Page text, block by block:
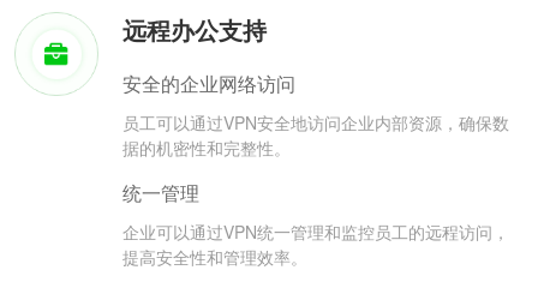
远程办公支持
安全的企业网络访问
员工可以通过VPN安全地访问企业内部资源，确保数
据的机密性和完整性。
统一管理
企业可以通过VPN统一管理和监控员工的远程访问，
提高安全性和管理效率。